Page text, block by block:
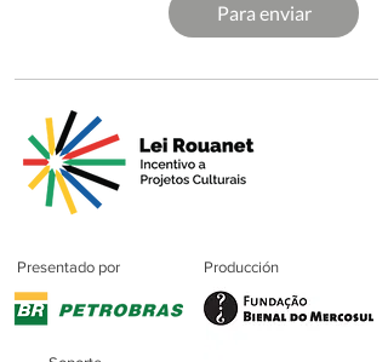
Para enviar
Presentado por Producción